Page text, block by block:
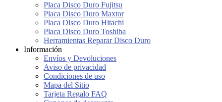
Placa Disco Duro Fujitsu
Placa Disco Duro Maxtor
Placa Disco Duro Hitachi
Placa Disco Duro Toshiba
Herramientas Reparar Disco Duro
Información
Envíos y Devoluciones
Aviso de privacidad
Condiciones de uso
Mapa del Sitio
Tarjeta Regalo FAQ